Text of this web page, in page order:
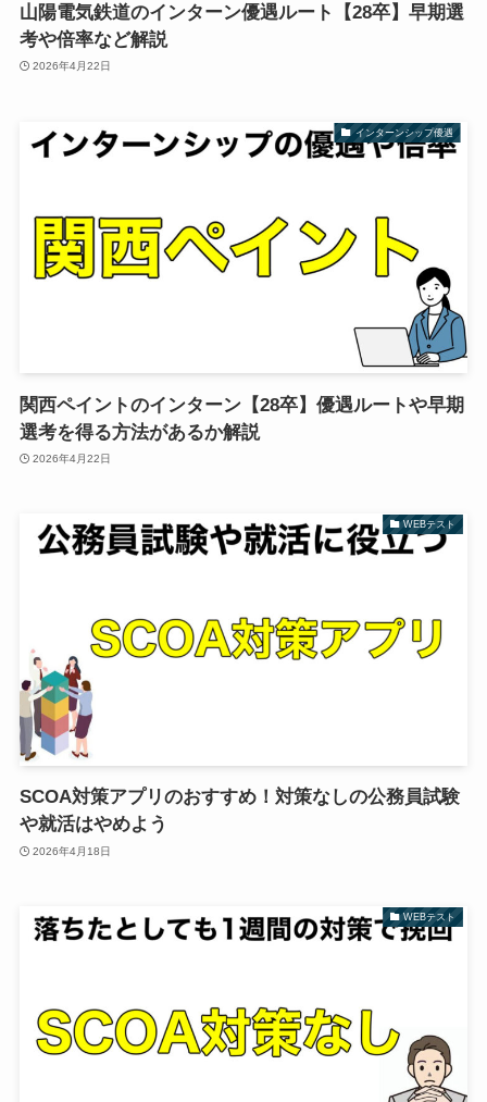
山陽電気鉄道のインターン優遇ルート【28卒】早期選
考や倍率など解説
2026年4月22日
インターンシップ優遇
関西ペイントのインターン【28卒】優遇ルートや早期
選考を得る方法があるか解説
2026年4月22日
WEBテスト
SCOA対策アプリのおすすめ！対策なしの公務員試験
や就活はやめよう
2026年4月18日
WEBテスト